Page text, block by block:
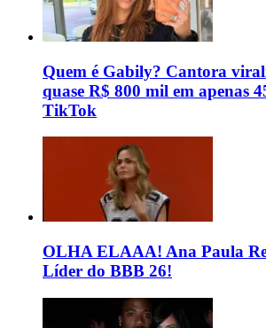
Quem é Gabily? Cantora
quase R$ 800 mil em apenas
TikTok
OLHA ELAAA! Ana Paula
Líder do BBB 26!